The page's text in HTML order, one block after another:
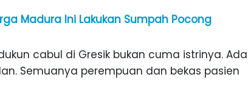
Madura Ini Lakukan Sumpah Pocong
cabul di Gresik bukan cuma istrinya. Ada
Semuanya perempuan dan bekas pasien